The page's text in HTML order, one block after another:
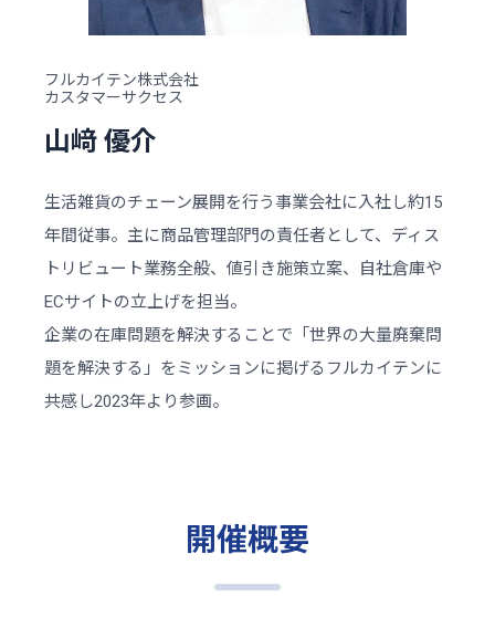
フルカイテン株式会社
カスタマーサクセス
山﨑 優介
生活雑貨のチェーン展開を行う事業会社に入社し約15
年間従事。主に商品管理部門の責任者として、ディス
トリビュート業務全般、値引き施策立案、自社倉庫や
ECサイトの立上げを担当。
企業の在庫問題を解決することで「世界の大量廃棄問
題を解決する」をミッションに掲げるフルカイテンに
共感し2023年より参画。
開催概要